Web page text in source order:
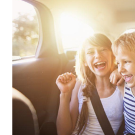
kinderen,
waarop
moet
ik
letten?